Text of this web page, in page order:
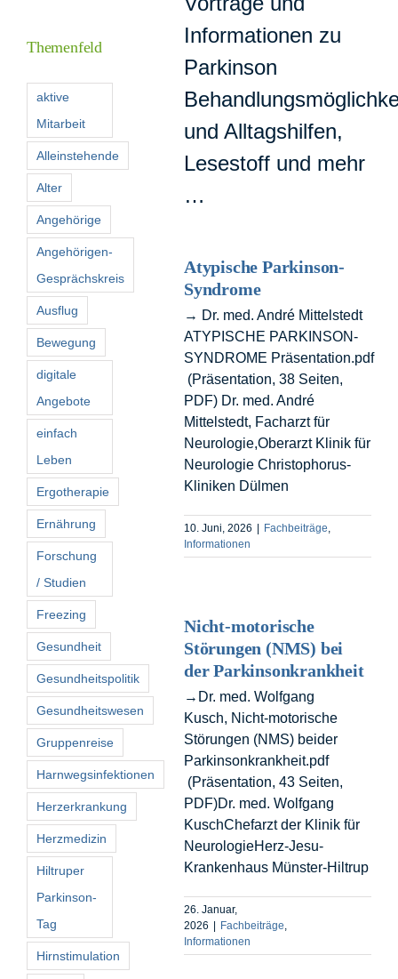
Informationen zu
Parkinson
und Alltagshilfen,
Lesestoff und mehr
…
Atypische Parkinson-
Syndrome
→ Dr. med. André Mittelstedt
ATYPISCHE PARKINSON-
SYNDROME Präsentation.pdf
(Präsentation, 38 Seiten,
PDF) Dr. med. André
Mittelstedt, Facharzt für
Neurologie,Oberarzt Klinik für
Neurologie Christophorus-
Kliniken Dülmen
10. Juni, 2026 Fachbeiträge,
Informationen
Nicht-motorische
Störungen (NMS) bei
der Parkinsonkrankheit
→Dr. med. Wolfgang
Kusch, Nicht-motorische
Störungen (NMS) beider
Parkinsonkrankheit.pdf
(Präsentation, 43 Seiten,
PDF)Dr. med. Wolfgang
KuschChefarzt der Klinik für
NeurologieHerz-Jesu-
Krankenhaus Münster-Hiltrup
26. Januar,
2026
Fachbeiträge,
Informationen
Themenfeld
aktive
Mitarbeit
Alleinstehende
Alter
Angehörige
Angehörigen-
Gesprächskreis
Ausflug
Bewegung
digitale
Angebote
einfach
Leben
Ergotherapie
Ernährung
Forschung
/ Studien
Freezing
Gesundheit
Gesundheitspolitik
Gesundheitswesen
Gruppenreise
Harnwegsinfektionen
Herzerkrankung
Herzmedizin
Hiltruper
Parkinson-
Tag
Hirnstimulation